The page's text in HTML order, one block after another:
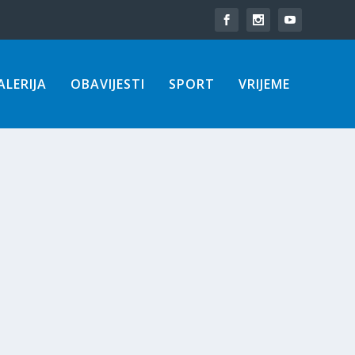
OBAVIJESTI SPORT VRIJEME